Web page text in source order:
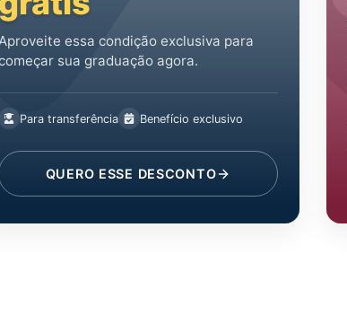
essa condição exclusiva para
sua graduação agora.
Para transferência Benefício exclusivo
QUERO ESSE DESCONTO